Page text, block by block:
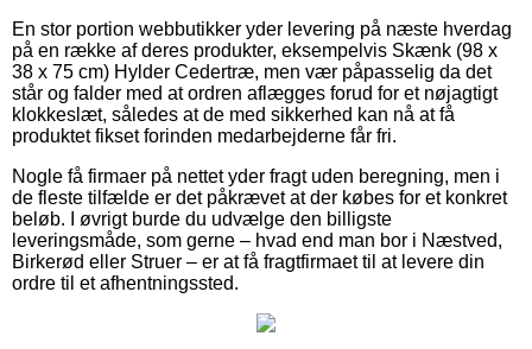
En stor portion webbutikker yder levering på næste hverdag
på en række af deres produkter, eksempelvis Skænk (98 x
38 x 75 cm) Hylder Cedertræ, men vær påpasselig da det
står og falder med at ordren aflægges forud for et nøjagtigt
klokkeslæt, således at de med sikkerhed kan nå at få
produktet fikset forinden medarbejderne får fri.
Nogle få firmaer på nettet yder fragt uden beregning, men i
de fleste tilfælde er det påkrævet at der købes for et konkret
beløb. I øvrigt burde du udvælge den billigste
leveringsmåde, som gerne – hvad end man bor i Næstved,
Birkerød eller Struer – er at få fragtfirmaet til at levere din
ordre til et afhentningssted.